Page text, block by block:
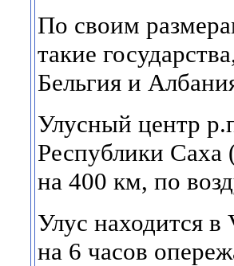
По своим
такие
Бельгия и
Улусный центр
Республики Саха
на 400 км, по
Улус находится
на 6 часов